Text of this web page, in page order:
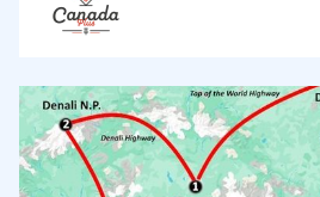
rustige Pacific Rim National
een bezoek aan de charmante
natuurschoon, avontuur en